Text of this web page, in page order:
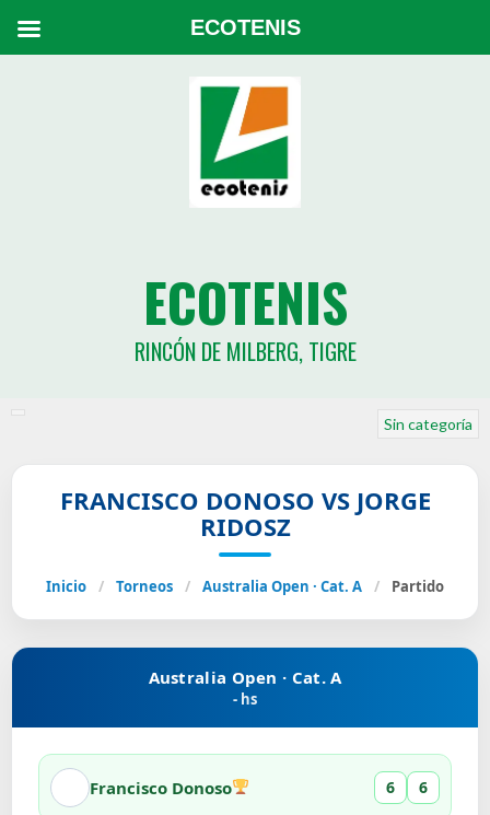
ECOTENIS
RINCÓN DE MILBERG, TIGRE
Sin categoría
FRANCISCO DONOSO VS JORGE
RIDOSZ
Inicio / Torneos / Australia Open · Cat. A / Partido
Australia Open · Cat. A
- hs
Francisco Donoso 6 6
ECOTENIS